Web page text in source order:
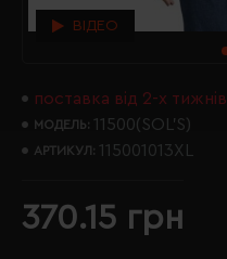
ВІДЕО
поставка від 2-х тижнів
МОДЕЛЬ: 11500(SOL’S)
АРТИКУЛ: 115001013XL
370.15 грн